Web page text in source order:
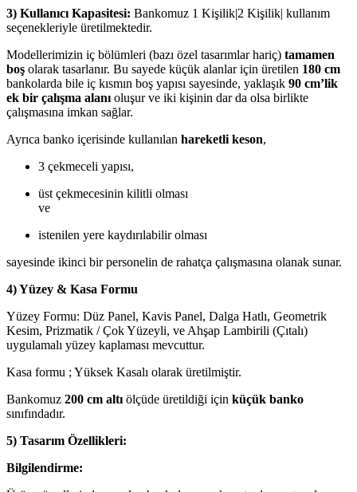
3) Kullanıcı Kapasitesi: Bankomuz 1 Kişilik|2 Kişilik| kullanım
seçenekleriyle üretilmektedir.
Modellerimizin iç bölümleri (bazı özel tasarımlar hariç) tamamen
boş olarak tasarlanır. Bu sayede küçük alanlar için üretilen 180 cm
bankolarda bile iç kısmın boş yapısı sayesinde, yaklaşık 90 cm’lik
ek bir çalışma alanı oluşur ve iki kişinin dar da olsa birlikte
çalışmasına imkan sağlar.
Ayrıca banko içerisinde kullanılan hareketli keson,
3 çekmeceli yapısı,
üst çekmecesinin kilitli olması
ve
istenilen yere kaydırılabilir olması
sayesinde ikinci bir personelin de rahatça çalışmasına olanak sunar.
4) Yüzey & Kasa Formu
Yüzey Formu: Düz Panel, Kavis Panel, Dalga Hatlı, Geometrik
Kesim, Prizmatik / Çok Yüzeyli, ve Ahşap Lambirili (Çıtalı)
uygulamalı yüzey kaplaması mevcuttur.
Kasa formu ; Yüksek Kasalı olarak üretilmiştir.
Bankomuz 200 cm altı ölçüde üretildiği için küçük banko
sınıfındadır.
5) Tasarım Özellikleri:
Bilgilendirme: